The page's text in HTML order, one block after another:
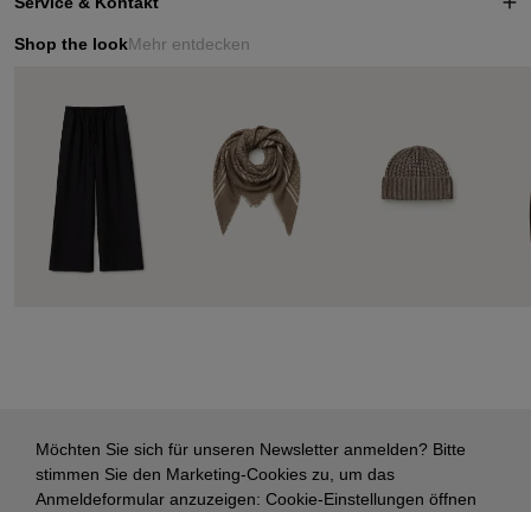
Shop the lookMehr entdecken
Möchten Sie sich für unseren Newsletter anmelden? Bitte
stimmen Sie den Marketing-Cookies zu, um das
Anmeldeformular anzuzeigen: Cookie-Einstellungen öffnen